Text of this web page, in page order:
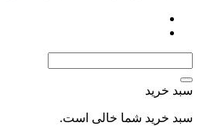
سبد خرید
سبد خرید شما خالی است.